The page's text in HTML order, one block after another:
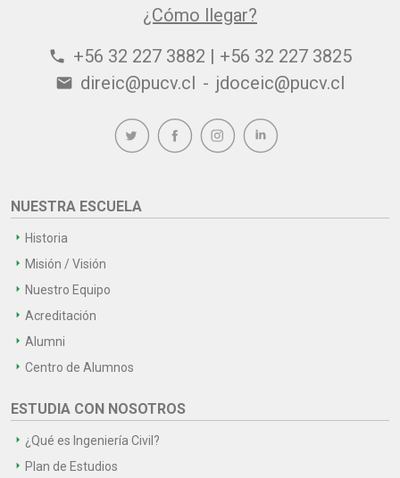
¿Cómo llegar?
phone +56 32 227 3882 | +56 32 227 3825
email direic@pucv.cl - jdoceic@pucv.cl
NUESTRA ESCUELA
Historia
Misión / Visión
Nuestro Equipo
Acreditación
Alumni
Centro de Alumnos
ESTUDIA CON NOSOTROS
¿Qué es Ingeniería Civil?
Plan de Estudios